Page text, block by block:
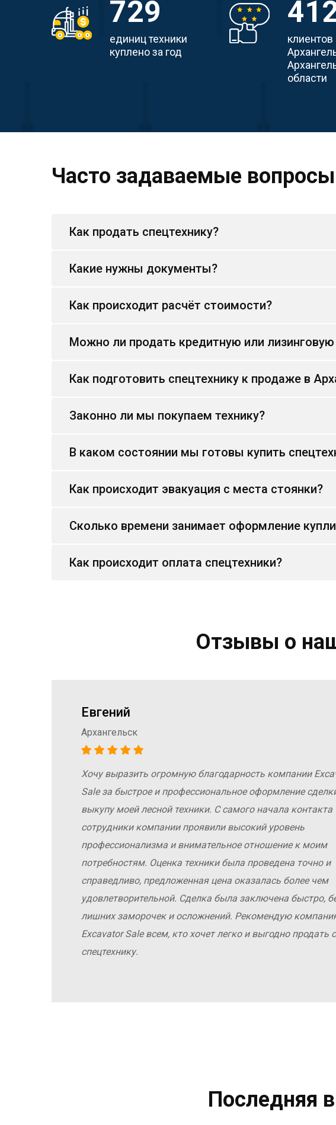
729
единиц техники
куплено за год
клиентов
области
Часто задаваемые вопросы
Как продать спецтехнику?
Какие нужны документы?
Как происходит расчёт стоимости?
Можно ли продать кредитную или лизинговую
Как подготовить спецтехнику к продаже в
Законно ли мы покупаем технику?
В каком состоянии мы готовы купить
Как происходит эвакуация с места стоянки?
Сколько времени занимает оформление
Как происходит оплата спецтехники?
Отзывы о
Евгений
Архангельск
Хочу выразить огромную благодарность компании
Sale за быстрое и профессиональное оформление
выкупу моей лесной техники. С самого начала контакта
сотрудники компании проявили высокий уровень
профессионализма и внимательное отношение к моим
потребностям. Оценка техники была проведена точно и
справедливо, предложенная цена оказалась более чем
удовлетворительной. Сделка была заключена быстро,
лишних заморочек и осложнений. Рекомендую
Excavator Sale всем, кто хочет легко и выгодно продать
спецтехнику.
Последняя